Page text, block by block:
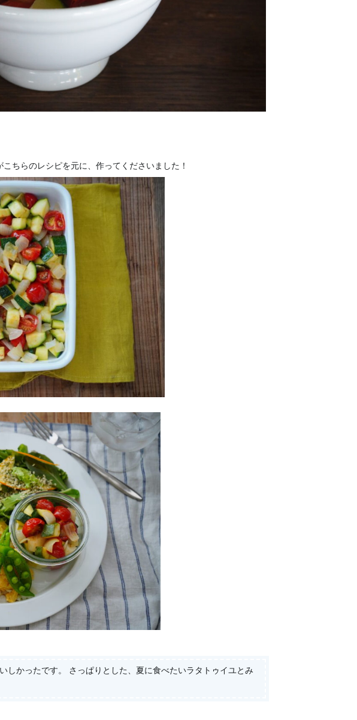
こちらのレシピを元に、作ってくださいました！
しかったです。 さっぱりとした、夏に食べたいラタトゥイユとみ